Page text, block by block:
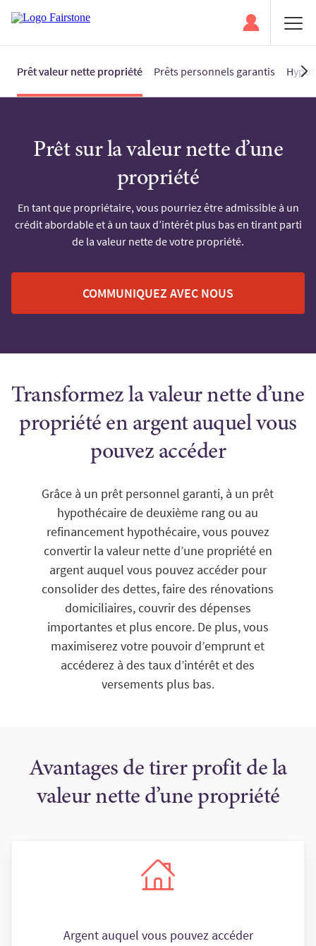
Prêt valeur nette propriété Prêts personnels garantis
Prêt sur la valeur nette d’une
propriété
En tant que propriétaire, vous pourriez être admissible à un
crédit abordable et à un taux d’intérêt plus bas en tirant parti
de la valeur nette de votre propriété.
COMMUNIQUEZ AVEC NOUS
Transformez la valeur nette d’une
propriété en argent auquel vous
pouvez accéder
Grâce à un prêt personnel garanti, à un prêt
hypothécaire de deuxième rang ou au
refinancement hypothécaire, vous pouvez
convertir la valeur nette d’une propriété en
argent auquel vous pouvez accéder pour
consolider des dettes, faire des rénovations
domiciliaires, couvrir des dépenses
importantes et plus encore. De plus, vous
maximiserez votre pouvoir d’emprunt et
accéderez à des taux d’intérêt et des
versements plus bas.
Avantages de tirer profit de la
valeur nette d’une propriété
Argent auquel vous pouvez accéder